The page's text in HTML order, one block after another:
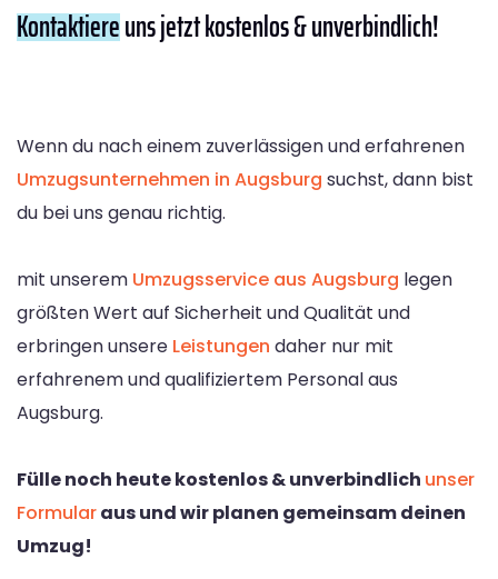
Kontaktiereuns jetzt kostenlos & unverbindlich!
Wenn du nach einem zuverlässigen und erfahrenen
Umzugsunternehmen in Augsburg suchst, dann bist
du bei uns genau richtig.
mit unserem Umzugsservice aus Augsburg legen
größten Wert auf Sicherheit und Qualität und
erbringen unsere Leistungen daher nur mit
erfahrenem und qualifiziertem Personal aus
Augsburg.
Fülle noch heute kostenlos & unverbindlich unser
Formularaus und wir planen gemeinsam deinen
Umzug!